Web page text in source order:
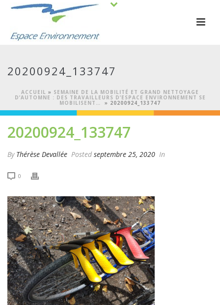
20200924_133747
ACCUEIL » SEMAINE DE LA MOBILITÉ ET GRAND NETTOYAGE
D’AUTOMNE : DES TRAVAILLEURS D’ESPACE ENVIRONNEMENT SE
MOBILISENT… » 20200924_133747
20200924_133747
By Thérèse Devallée Posted septembre 25, 2020 In
0